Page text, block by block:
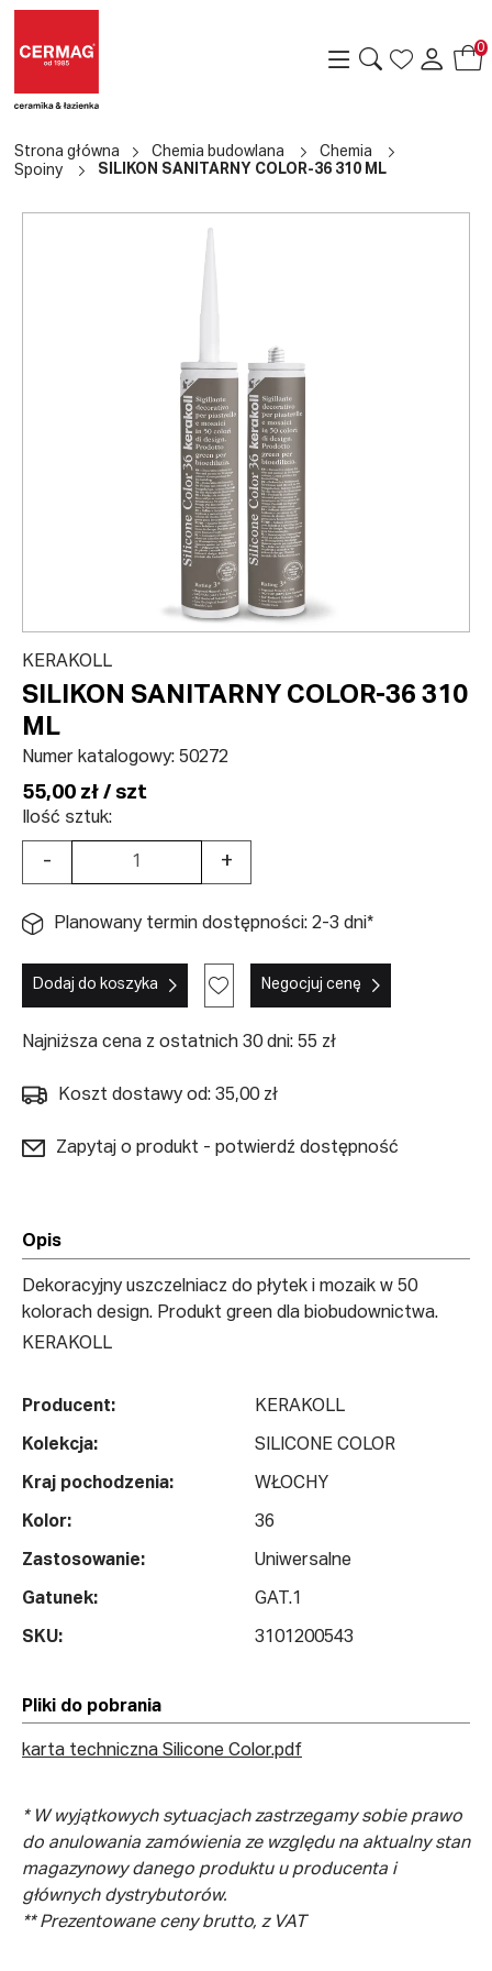
0
Strona główna Chemia budowlana
Chemia
Spoiny
SILIKON SANITARNY COLOR-36 310 ML
KERAKOLL
SILIKON SANITARNY COLOR-36 310
ML
Numer katalogowy: 50272
55,00 zł / szt
Ilość sztuk:
- +
Planowany termin dostępności: 2-3 dni*
Dodaj do koszyka Negocjuj cenę
Najniższa cena z ostatnich 30 dni: 55 zł
Koszt dostawy od: 35,00 zł
Zapytaj o produkt - potwierdź dostępność
Opis
Dekoracyjny uszczelniacz do płytek i mozaik w 50
kolorach design. Produkt green dla biobudownictwa.
KERAKOLL
Producent: KERAKOLL
Kolekcja: SILICONE COLOR
Kraj pochodzenia: WŁOCHY
Kolor: 36
Zastosowanie: Uniwersalne
Gatunek: GAT.1
SKU: 3101200543
Pliki do pobrania
karta techniczna Silicone Color.pdf
* W wyjątkowych sytuacjach zastrzegamy sobie prawo
do anulowania zamówienia ze względu na aktualny stan
magazynowy danego produktu u producenta i
głównych dystrybutorów.
** Prezentowane ceny brutto, z VAT